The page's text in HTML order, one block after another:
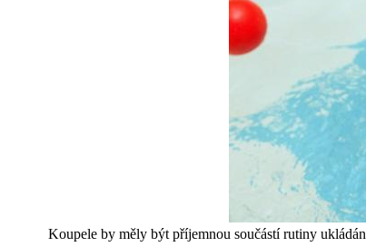
Koupele by měly být příjemnou součástí rutiny